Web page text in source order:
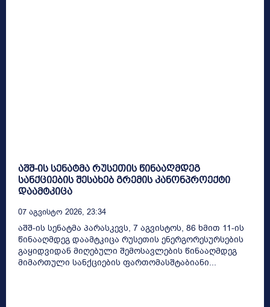
აშშ-ის სენატმა რუსეთის წინააღმდეგ
სანქციების შესახებ გრემის კანონპროექტი
დაამტკიცა
07 Აგვისტო 2026, 23:34
აშშ-ის სენატმა პარასკევს, 7 აგვისტოს, 86 ხმით 11-ის
წინააღმდეგ დაამტკიცა რუსეთის ენერგორესურსების
გაყიდვიდან მიღებული შემოსავლების წინააღმდეგ
მიმართული სანქციების ფართომასშტაბიანი...